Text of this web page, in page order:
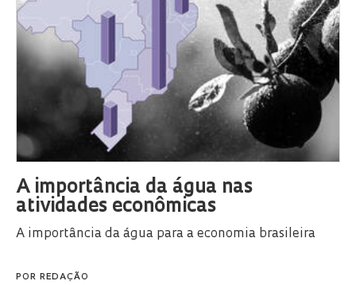
A importância da água nas
atividades econômicas
A importância da água para a economia brasileira
POR REDAÇÃO